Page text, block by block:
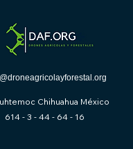
Realidad
Chihuahua México
614 - 3 - 44 - 64 - 16